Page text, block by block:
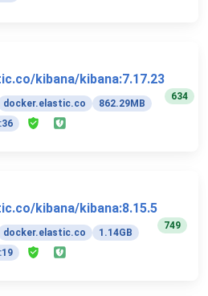
kibana/kibana:7.17.23
docker.elastic.co
862.29MB
634
kibana/kibana:8.15.5
docker.elastic.co
1.14GB
749